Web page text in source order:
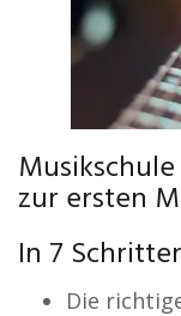
zur ersten
In 7
Die